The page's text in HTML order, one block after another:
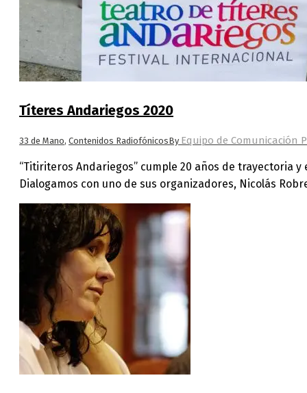
Títeres Andariegos 2020
33 de Mano, Contenidos RadiofónicosBy Equipo de Comunicación
“Titiriteros Andariegos” cumple 20 años de trayectoria
Dialogamos con uno de sus organizadores, Nicolás